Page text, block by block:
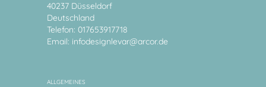
40237 Düsseldorf
Deutschland
Telefon: 017653917718
Email: infodesignlevar@arcor.de
ALLGEMEINES